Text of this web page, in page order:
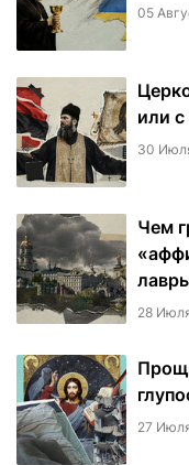
05
или
30
Чем
28
27